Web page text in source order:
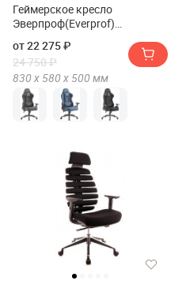
Геймерское кресло
Эверпроф(Everprof)
от 22 275 ₽
24 750 ₽
830 х 580 х 500 мм